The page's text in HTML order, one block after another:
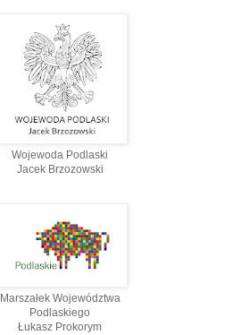
Wojewoda Podlaski
Jacek Brzozowski
Marszałek Województwa
Podlaskiego
Łukasz Prokorym